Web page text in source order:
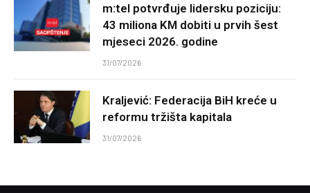
m:tel potvrđuje lidersku poziciju:
43 miliona KM dobiti u prvih šest
mjeseci 2026. godine
31/07/2026
Kraljević: Federacija BiH kreće u
reformu tržišta kapitala
31/07/2026